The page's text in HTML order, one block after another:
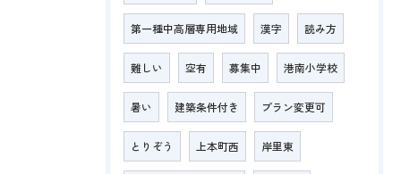
第一種中高層専用地域 漢字 読み方
難しい 空有 募集中 港南小学校
暑い 建築条件付き プラン変更可
とりぞう 上本町西 岸里東